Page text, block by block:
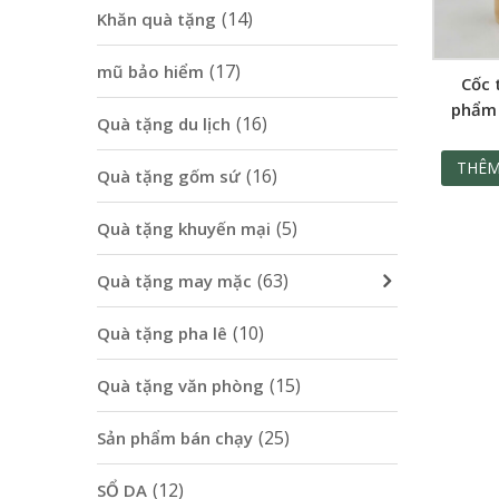
Cốc
quảng
Khăn quà tặng (14)
mũ bảo hiểm (17)
Quà tặng du lịch (16)
Quà tặng gốm sứ (16)
Quà tặng khuyến mại (5)
Quà tặng may mặc (63)
Quà tặng pha lê (10)
Quà tặng văn phòng (15)
Sản phẩm bán chạy (25)
SỔ DA (12)